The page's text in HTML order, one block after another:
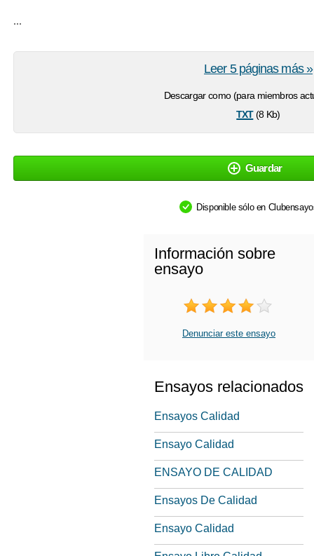
...
Descargar como (para miembros
txt(8 Kb)
Leer 5 páginas más »
Guardar
Disponible sólo en
Información sobre
ensayo
Denunciar este ensayo
Ensayos relacionados
Ensayos Calidad
Ensayo Calidad
ENSAYO DE CALIDAD
Ensayos De Calidad
Ensayo Calidad